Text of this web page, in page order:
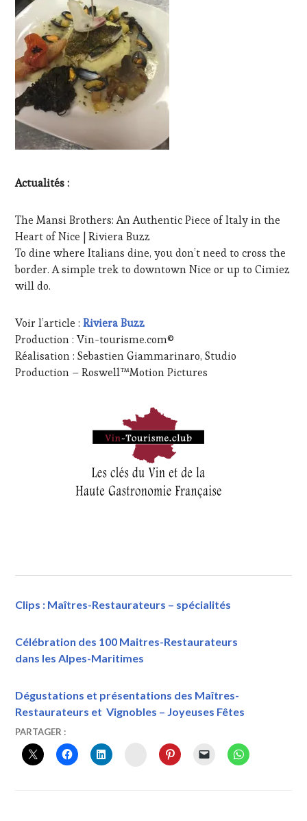
Actualités :
The Mansi Brothers: An Authentic Piece of Italy in the
Heart of Nice | Riviera Buzz
To dine where Italians dine, you don’t need to cross the
border. A simple trek to downtown Nice or up to Cimiez
will do.
Voir l’article :Riviera Buzz
Production : Vin-tourisme.com©
Réalisation : Sebastien Giammarinaro, Studio
Production – Roswell™Motion Pictures
Clips : Maîtres-Restaurateurs – spécialités
Célébration des 100 Maitres-Restaurateurs
dans les Alpes-Maritimes
Dégustations et présentations des Maîtres-
Restaurateurs et Vignobles – Joyeuses Fêtes
14
DÉCEMBRE
2016
VINTOURISME
"LA
BAIE
D'AMALFI" ,
PARTAGER :
INSTAGRAM